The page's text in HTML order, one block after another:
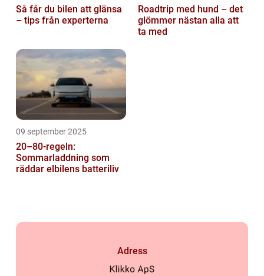
Så får du bilen att glänsa
– tips från experterna
Roadtrip med hund – det
glömmer nästan alla att
ta med
09 september 2025
20–80-regeln:
Sommarladdning som
räddar elbilens batteriliv
Adress